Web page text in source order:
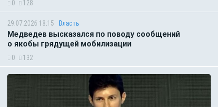
0 128
29.07.2026 18:15 Власть
Медведев высказался по поводу сообщений
о якобы грядущей мобилизации
0 132